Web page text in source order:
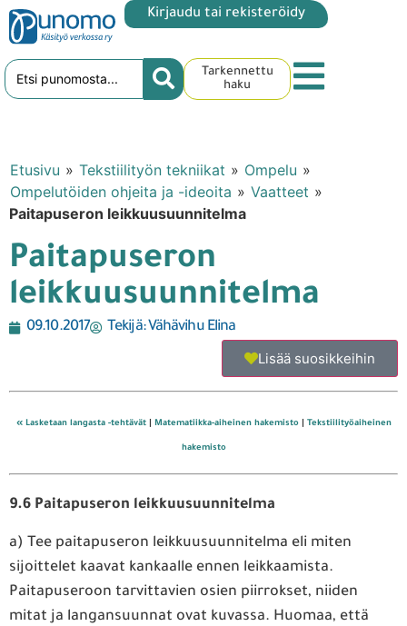
Kirjaudu tai rekisteröidy
Tarkennettu
haku
Etusivu » Tekstiilityön tekniikat » Ompelu »
Ompelutöiden ohjeita ja -ideoita » Vaatteet »
Paitapuseron leikkuusuunnitelma
Paitapuseron
leikkuusuunnitelma
09.10.2017 Tekijä:Vähävihu Elina
Lisää suosikkeihin
« Lasketaan langasta -tehtävät| Matematiikka-aiheinen hakemisto| Tekstiilityöaiheinen
hakemisto
9.6 Paitapuseron leikkuusuunnitelma
a) Tee paitapuseron leikkuusuunnitelma eli miten
sijoittelet kaavat kankaalle ennen leikkaamista.
Paitapuseroon tarvittavien osien piirrokset, niiden
mitat ja langansuunnat ovat kuvassa. Huomaa, että